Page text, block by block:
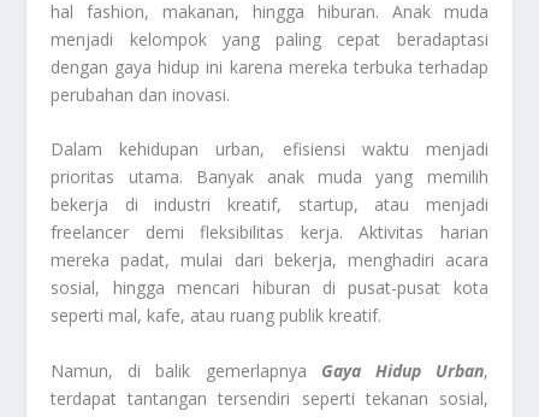
hal fashion, makanan, hingga hiburan. Anak muda
menjadi kelompok yang paling cepat beradaptasi
dengan gaya hidup ini karena mereka terbuka terhadap
perubahan dan inovasi.
Dalam kehidupan urban, efisiensi waktu menjadi
prioritas utama. Banyak anak muda yang memilih
bekerja di industri kreatif, startup, atau menjadi
freelancer demi fleksibilitas kerja. Aktivitas harian
mereka padat, mulai dari bekerja, menghadiri acara
sosial, hingga mencari hiburan di pusat-pusat kota
seperti mal, kafe, atau ruang publik kreatif.
Namun, di balik gemerlapnya Gaya Hidup Urban,
terdapat tantangan tersendiri seperti tekanan sosial,